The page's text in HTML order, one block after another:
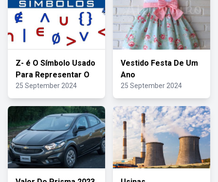
Z- é O Símbolo Usado
Para Representar O
25 September 2024
Vestido Festa De Um
Ano
25 September 2024